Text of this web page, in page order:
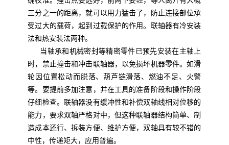
三分之一的距离，就可以用力猛击了，防止连接部位承
受过大的载荷，起到过载保护的作用。联轴器有冷安装
法和热安装法两种。
当轴承和机械密封等精密零件已预先安装在主轴上
时，禁止撞击和冲击联轴器，以免损坏机器零件。如滑
轮因位置松动而脱落、葫芦链滑落、燃油不足、火警
等。要提前多加注意，并在工具的准备阶段和操作阶段
仔细检查。联轴器没有缓冲性和补偿双轴线相对位移的
能力，要求双轴严格对中，但这种联轴器结构简单、制
造成本还行、拆装方便、维护方便，双轴具有较不错的
中性，传递矩大，应用普遍。